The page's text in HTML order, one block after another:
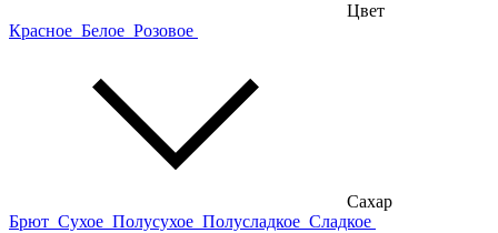
Цвет
Красное Белое Розовое
Сахар
Брют Сухое Полусухое Полусладкое Сладкое